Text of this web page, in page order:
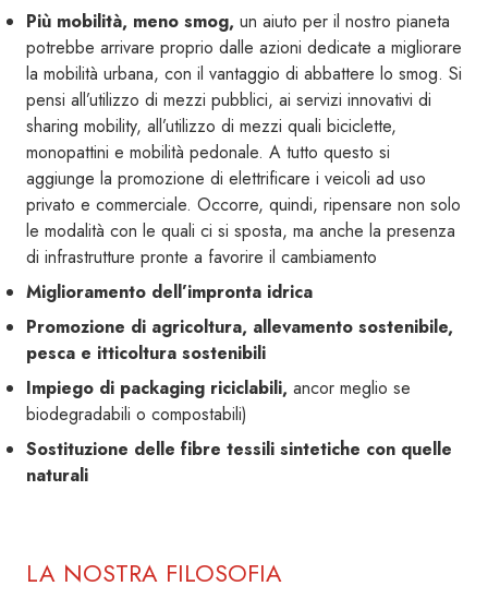
Più mobilità, meno smog, un aiuto per il nostro pianeta
potrebbe arrivare proprio dalle azioni dedicate a migliorare
la mobilità urbana, con il vantaggio di abbattere lo smog. Si
pensi all’utilizzo di mezzi pubblici, ai servizi innovativi di
sharing mobility, all’utilizzo di mezzi quali biciclette,
monopattini e mobilità pedonale. A tutto questo si
aggiunge la promozione di elettrificare i veicoli ad uso
privato e commerciale. Occorre, quindi, ripensare non solo
le modalità con le quali ci si sposta, ma anche la presenza
di infrastrutture pronte a favorire il cambiamento
Miglioramento dell’impronta idrica
Promozione di agricoltura, allevamento sostenibile,
pesca e itticoltura sostenibili
Impiego di packaging riciclabili, ancor meglio se
biodegradabili o compostabili)
Sostituzione delle fibre tessili sintetiche con quelle
naturali
LA NOSTRA FILOSOFIA